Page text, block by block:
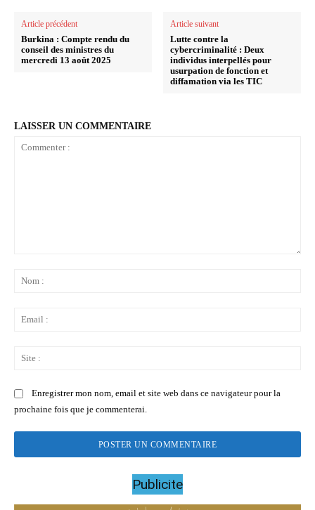
Article précédent
Burkina : Compte rendu du
conseil des ministres du
mercredi 13 août 2025
Article suivant
Lutte contre la
cybercriminalité : Deux
individus interpellés pour
usurpation de fonction et
diffamation via les TIC
LAISSER UN COMMENTAIRE
Enregistrer mon nom, email et site web dans ce navigateur pour la
prochaine fois que je commenterai.
Publicite